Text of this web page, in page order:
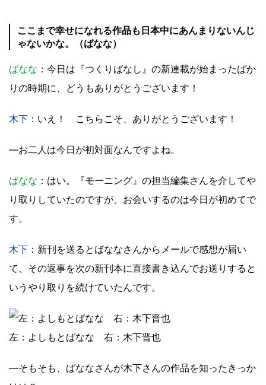
ここまで幸せになれる作品も日本中にあんまりないんじ
ゃないかな。（ばなな）
ばなな ：今日は『つくりばなし』の新連載が始まったばか
りの時期に、どうもありがとうございます！
木下 ：いえ！ こちらこそ、ありがとうございます！
―お二人は今日が初対面なんですよね。
ばなな ：はい。『モーニング』の担当編集さんを介してや
り取りしていたのですが、お会いするのは今日が初めてで
す。
木下 ：新刊を送るとばななさんからメールで感想が届い
て、その返事を次の新刊本に直接書き込んでお送りすると
いうやり取りを続けていたんです。
左：よしもとばなな 右：木下晋也
―そもそも、ばななさんが木下さんの作品を知ったきっか